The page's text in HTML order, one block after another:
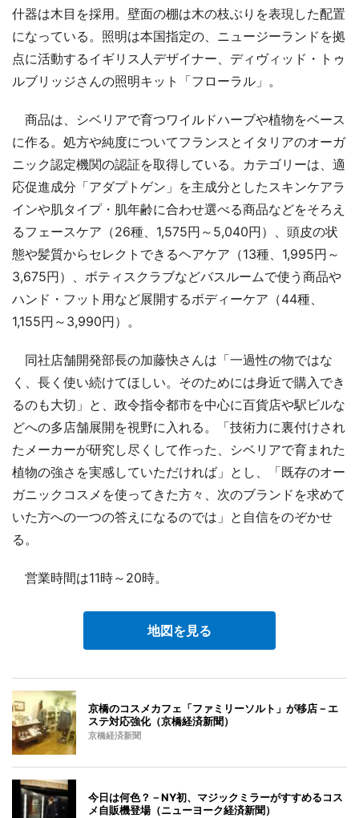
什器は木目を採用。壁面の棚は木の枝ぶりを表現した配置
になっている。照明は本国指定の、ニュージーランドを拠
点に活動するイギリス人デザイナー、ディヴィッド・トゥ
ルブリッジさんの照明キット「フローラル」。
商品は、シベリアで育つワイルドハーブや植物をベース
に作る。処方や純度についてフランスとイタリアのオーガ
ニック認定機関の認証を取得している。カテゴリーは、適
応促進成分「アダプトゲン」を主成分としたスキンケアラ
インや肌タイプ・肌年齢に合わせ選べる商品などをそろえ
るフェースケア（26種、1,575円～5,040円）、頭皮の状
態や髪質からセレクトできるヘアケア（13種、1,995円～
3,675円）、ボティスクラブなどバスルームで使う商品や
ハンド・フット用など展開するボディーケア（44種、
1,155円～3,990円）。
同社店舗開発部長の加藤快さんは「一過性の物ではな
く、長く使い続けてほしい。そのためには身近で購入でき
るのも大切」と、政令指令都市を中心に百貨店や駅ビルな
どへの多店舗展開を視野に入れる。「技術力に裏付けされ
たメーカーが研究し尽くして作った、シベリアで育まれた
植物の強さを実感していただければ」とし、「既存のオー
ガニックコスメを使ってきた方々、次のブランドを求めて
いた方への一つの答えになるのでは」と自信をのぞかせ
る。
営業時間は11時～20時。
地図を見る
京橋のコスメカフェ「ファミリーソルト」が移店－エ
ステ対応強化（京橋経済新聞）
京橋経済新聞
今日は何色？－NY初、マジックミラーがすすめるコス
メ自販機登場（ニューヨーク経済新聞）